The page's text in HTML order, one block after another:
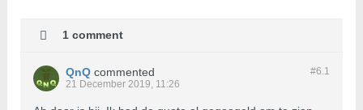
1 comment
#6.1
QnQ commented
21 December 2019, 11:26